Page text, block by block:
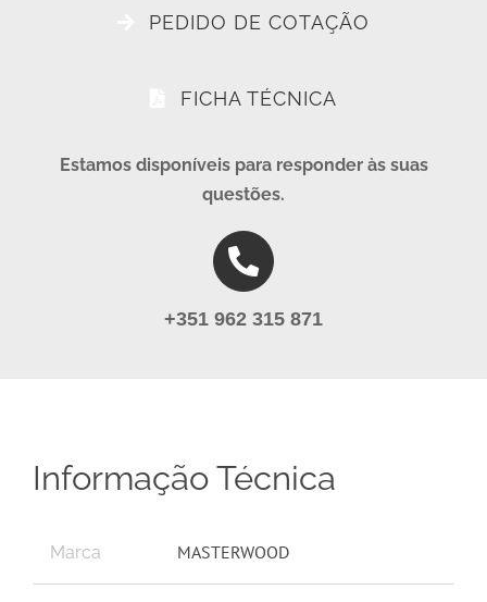
PEDIDO DE COTAÇÃO
FICHA TÉCNICA
Estamos disponíveis para responder às suas
questões.
+351 962 315 871
Informação Técnica
Marca MASTERWOOD